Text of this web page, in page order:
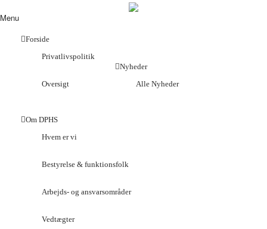
Menu
Forside
Privatlivspolitik
Oversigt
Nyheder
Alle Nyheder
Om DPHS
Hvem er vi
Bestyrelse & funktionsfolk
Arbejds- og ansvarsområder
Vedtægter